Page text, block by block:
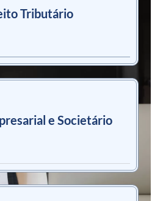
Tributário
e Societário